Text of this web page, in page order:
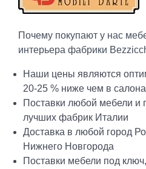
Почему покупают у нас
интерьера фабрики
Наши цены являются
20-25 % ниже чем в
Поставки любой мебели и
лучших фабрик Италии
Доставка в любой город
Нижнего Новгорода
Поставки мебели под